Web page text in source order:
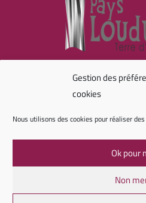
Gestion des
cookies
Nous utilisons des cookies pour réaliser
Ok pour
Non
RÉALISATION
Mentions
Politique de